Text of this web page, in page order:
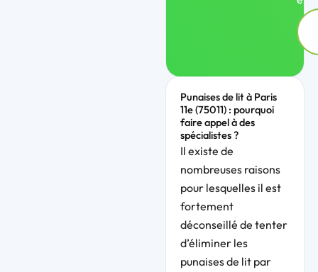
Punaises de lit à Paris
11e (75011) : pourquoi
faire appel à des
spécialistes ?
Il existe de
nombreuses raisons
pour lesquelles il est
fortement
déconseillé de tenter
d’éliminer les
punaises de lit par